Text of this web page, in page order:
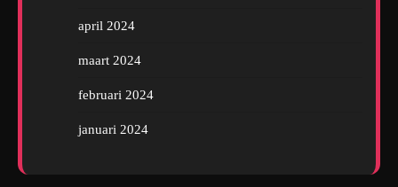
april 2024
maart 2024
februari 2024
januari 2024